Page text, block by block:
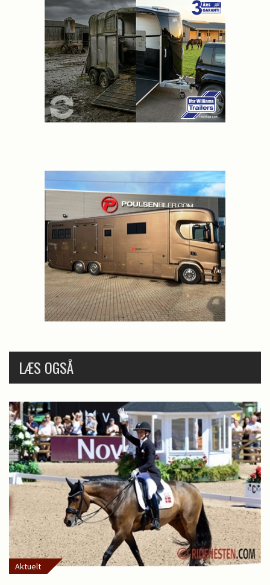
LÆS OGSÅ
Aktuelt